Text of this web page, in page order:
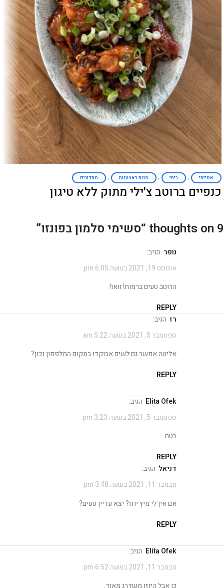
אסייתי , ביתי , מנות ראשונות , מתכונים
כנפיים ברוטב צ׳ילי מתוק ללא טיגון
9 thoughts on “ סשימי סלמון בפונזו”
נופר הגיב:
אוגוסט 19, 2021 בשעה 6:05 pm
הרוטב טעים ברמות! וואו!
REPLY
רז הגיב:
ספטמבר 5, 2021 בשעה 5:22 am
אליטה אפשר גם לשים אבוקדו במקום המלפפון נכון?
REPLY
Elita Ofek
הגיב:
ספטמבר 5, 2021 בשעה 3:23 pm
בטח
REPLY
דניאל הגיב:
נובמבר 11, 2021 בשעה 3:48 pm
אם אין לי מיץ יוזו? יצא עדיין טעים?
REPLY
Elita Ofek
הגיב:
נובמבר 11, 2021 בשעה 6:52 pm
כן אבל היוזו משדרג מאוד.